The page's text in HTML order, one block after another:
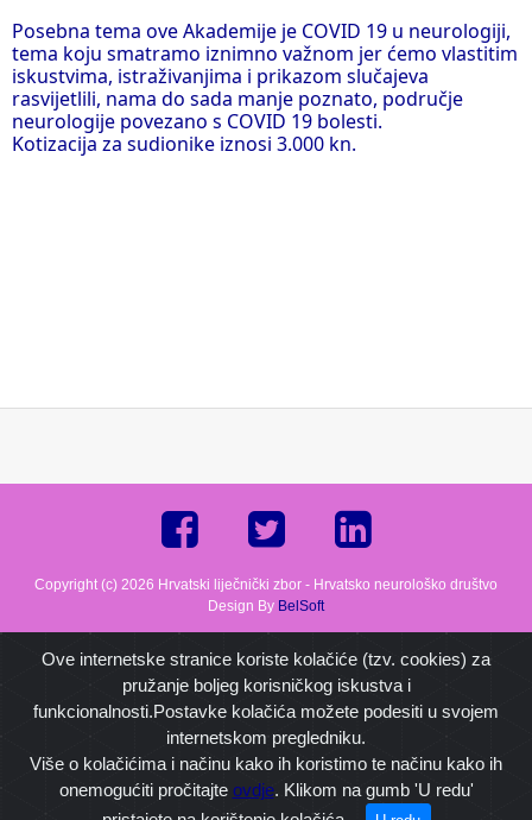
Ove internetske stranice koriste kolačiće (tzv. cookies) za
pružanje boljeg korisničkog iskustva i
funkcionalnosti.Postavke kolačića možete podesiti u svojem
internetskom pregledniku.
Više o kolačićima i načinu kako ih koristimo te načinu kako ih
onemogućiti pročitajte ovdje. Klikom na gumb 'U redu'
Posebna tema ove Akademije je COVID 19 u neurologiji,
tema koju smatramo iznimno važnom jer ćemo vlastitim
iskustvima, istraživanjima i prikazom slučajeva
rasvijetlili, nama do sada manje poznato, područje
neurologije povezano s COVID 19 bolesti.
Kotizacija za sudionike iznosi 3.000 kn.
Copyright (c) 2026 Hrvatski liječnički zbor - Hrvatsko neurološko društvo
Design By BelSoft